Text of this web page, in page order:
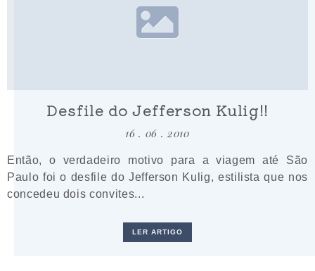
Desfile do Jefferson Kulig!!
16 . 06 . 2010
Então, o verdadeiro motivo para a viagem até São
Paulo foi o desfile do Jefferson Kulig, estilista que nos
concedeu dois convites...
LER ARTIGO